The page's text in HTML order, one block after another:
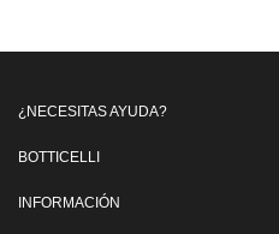
¿NECESITAS AYUDA?
BOTTICELLI
INFORMACIÓN